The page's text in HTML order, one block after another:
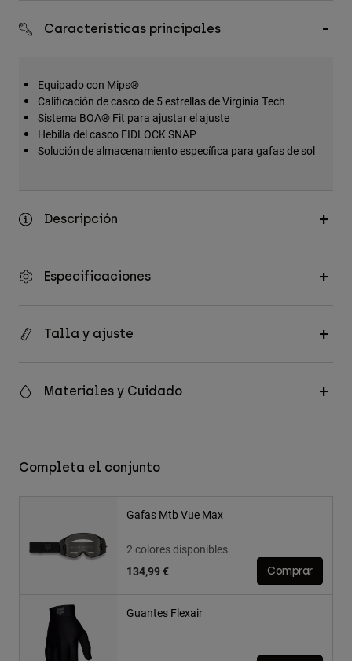
Gorras y Gorros
Ver todo
Características principales
Equipado con Mips®
Calificación de casco de 5 estrellas de Virginia Tech
Sistema BOA® Fit para ajustar el ajuste
Hebilla del casco FIDLOCK SNAP
Solución de almacenamiento específica para gafas de sol
Descripción
Especificaciones
Talla y ajuste
Materiales y Cuidado
Completa el conjunto
Gafas Mtb Vue Max
2 colores disponibles
134,99 €
Comprar
Guantes Flexair